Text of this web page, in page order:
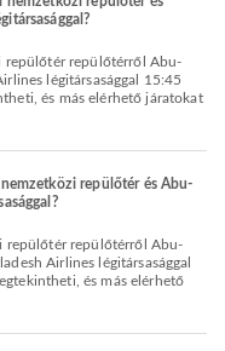
légitársasággal 15:45
és más elérhető járatokat
repülőtér és Abu-
Airlines légitársasággal
és más elérhető